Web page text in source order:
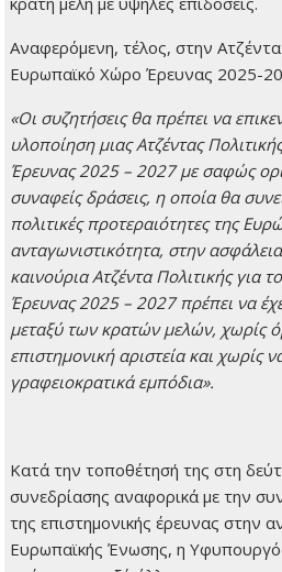
Αναφερόμενη, τέλος, στην Ατζέντα
Ευρωπαϊκό Χώρο Έρευνας 2025-
«Οι συζητήσεις θα πρέπει να
υλοποίηση μιας Ατζέντας
Έρευνας 2025 – 2027 με σαφώς
συναφείς δράσεις, η οποία θα
πολιτικές προτεραιότητες της
ανταγωνιστικότητα, στην
καινούρια Ατζέντα Πολιτικής για
Έρευνας 2025 – 2027 πρέπει να
μεταξύ των κρατών μελών, χωρίς
επιστημονική αριστεία και χωρίς
γραφειοκρατικά εμπόδια».
Κατά την τοποθέτησή της στη
συνεδρίασης αναφορικά με την
της επιστημονικής έρευνας στην
Ευρωπαϊκής Ένωσης, η